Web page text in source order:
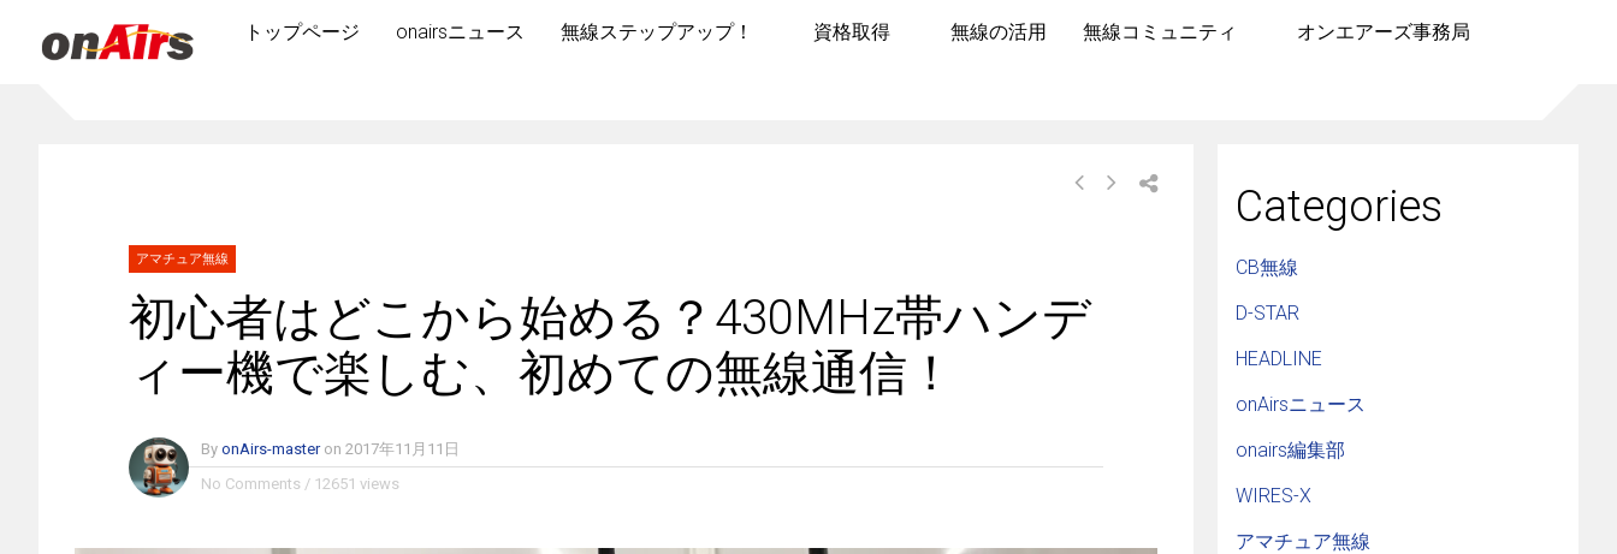
トップページ onairsニュース 無線ステップアップ！ 資格取得 無線の活用 無線コミュニティ オンエアーズ事務局
アマチュア無線
初心者はどこから始める？430MHz帯ハンデ
ィー機で楽しむ、初めての無線通信！
By onAirs-masteron 2017年11月11日
No Comments / 12651 views
Categories
CB無線
D-STAR
HEADLINE
onAirsニュース
onairs編集部
WIRES-X
アマチュア無線